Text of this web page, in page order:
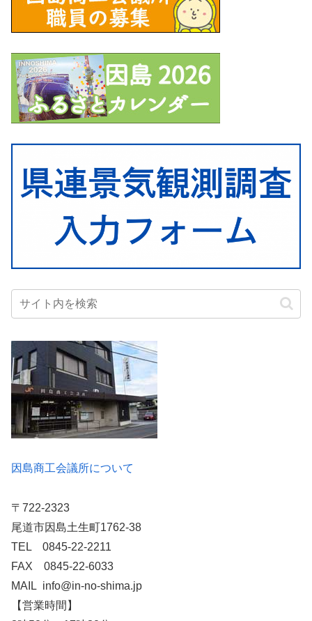
因島商工会議所について
〒722-2323
尾道市因島土生町1762-38
TEL 0845-22-2211
FAX 0845-22-6033
MAIL info@in-no-shima.jp
【営業時間】